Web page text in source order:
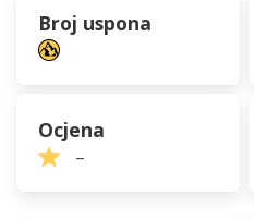
Broj uspona
Ocjena
–